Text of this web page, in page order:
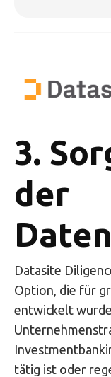
3.
der
Datasite
Option, die für
entwickelt
tätig ist oder